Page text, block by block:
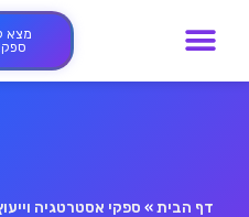
מצא
דף הבית» ספקי אסטרטגיה